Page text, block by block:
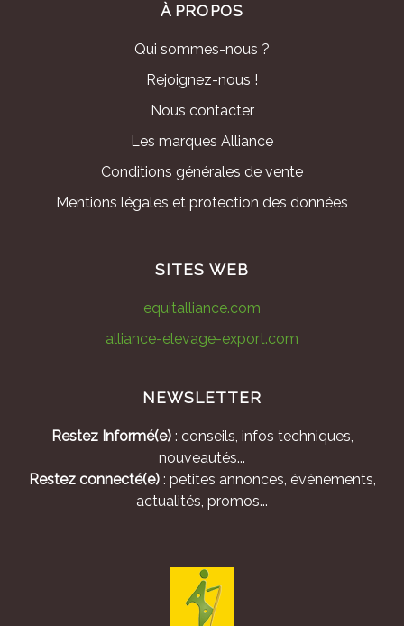
À PROPOS
Qui sommes-nous ?
Rejoignez-nous !
Nous contacter
Les marques Alliance
Conditions générales de vente
Mentions légales et protection des données
SITES WEB
equitalliance.com
alliance-elevage-export.com
NEWSLETTER
Restez Informé(e): conseils, infos techniques,
nouveautés...
Restez connecté(e): petites annonces, événements,
actualités, promos...